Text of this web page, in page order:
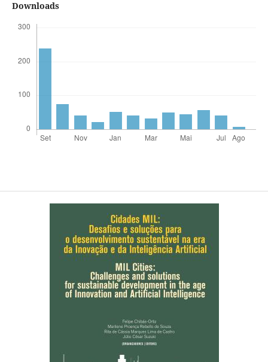
Downloads